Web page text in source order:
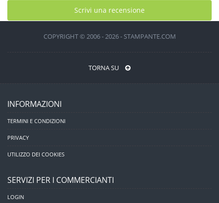
Scrivi una recensione
COPYRIGHT © 2006 - 2026 - STAMPANTE.COM
TORNA SU
INFORMAZIONI
TERMINI E CONDIZIONI
PRIVACY
UTILIZZO DEI COOKIES
SERVIZI PER I COMMERCIANTI
LOGIN